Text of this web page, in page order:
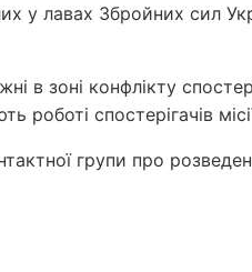
у лавах Збройних сил
в зоні конфлікту
спостерігачів
групи про